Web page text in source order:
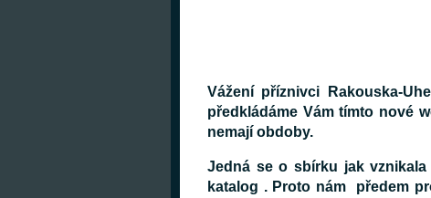
Vážení příznivci Rakouska-
předkládáme Vám tímto nové
nemají obdoby.
Jedná se o sbírku jak
katalog . Proto nám předem